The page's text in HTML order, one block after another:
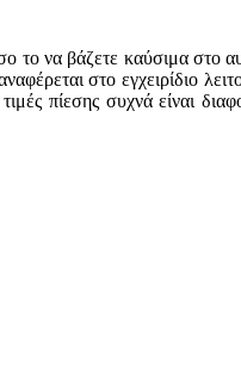
το να βάζετε καύσιμα στο
στο εγχειρίδιο
πίεσης συχνά είναι